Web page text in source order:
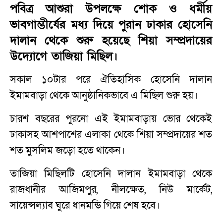
পবিত্র আশুরা উপলক্ষে শোক ও ধর্মীয়
ভাবগাম্ভীর্যের মধ্য দিয়ে পুরান ঢাকার হোসেনি
দালান থেকে শুরু হয়েছে শিয়া সম্প্রদায়ের
উদ্যোগে তাজিয়া মিছিল।
সকাল ১০টার পরে ঐতিহাসিক হোসেনি দালান
ইমামবাড়া থেকে আনুষ্ঠানিকভাবে এ মিছিল শুরু হয়।
চারশ বছরের পুরনো এই ইমামবাড়ায় ভোর থেকেই
ঢাকাসহ আশপাশের এলাকা থেকে শিয়া সম্প্রদায়ের শত
শত মুসলিম জড়ো হতে থাকেন।
তাজিয়া মিছিলটি হোসেনি দালান ইমামবাড়া থেকে
রাজধানীর আজিমপুর, নীলক্ষেত, নিউ মার্কেট,
সায়েন্সল্যাব ঘুরে ধানমন্ডি গিয়ে শেষ হবে।